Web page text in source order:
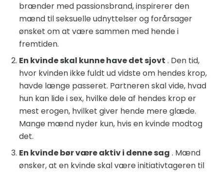
brænder med passionsbrand, inspirerer den
mænd til seksuelle udnyttelser og forårsager
ønsket om at være sammen med hende i
fremtiden.
En kvinde skal kunne have det sjovt . Den tid,
hvor kvinden ikke fuldt ud vidste om hendes krop,
havde længe passeret. Partneren skal vide, hvad
hun kan lide i sex, hvilke dele af hendes krop er
mest erogen, hvilket giver hende mere glæde.
Mange mænd nyder kun, hvis en kvinde modtog
det.
En kvinde bør være aktiv i denne sag . Mænd
ønsker, at en kvinde skal være initiativtageren til